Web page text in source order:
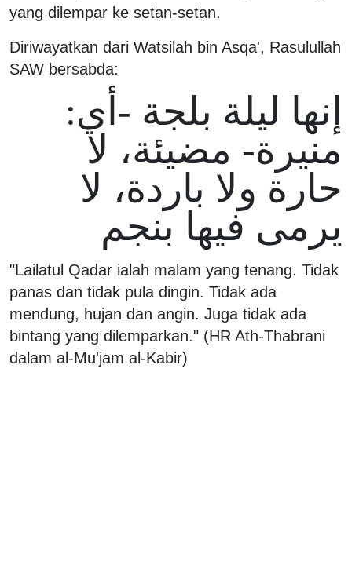
yang dilempar ke setan-setan.
Diriwayatkan dari Watsilah bin Asqa', Rasulullah
SAW bersabda:
إنها ليلة بلجة -أي:
منيرة- مضيئة، لا
حارة ولا باردة، لا
يرمى فيها بنجم
"Lailatul Qadar ialah malam yang tenang. Tidak
panas dan tidak pula dingin. Tidak ada
mendung, hujan dan angin. Juga tidak ada
bintang yang dilemparkan." (HR Ath-Thabrani
dalam al-Mu'jam al-Kabir)